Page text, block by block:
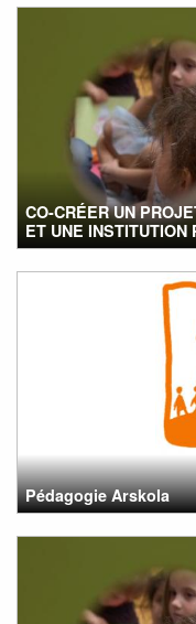
CO-CRÉER UN
ET UNE INSTITUTION
Pédagogie Arskola